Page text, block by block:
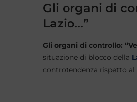
Gli organi di
Lazio…”
Gli organi di controllo:
situazione di blocco della
controtendenza rispetto al